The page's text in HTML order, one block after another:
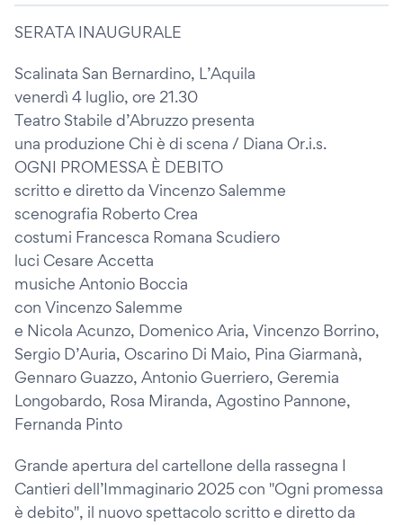
SERATA INAUGURALE
Scalinata San Bernardino, L’Aquila
venerdì 4 luglio, ore 21.30
Teatro Stabile d’Abruzzo presenta
una produzione Chi è di scena / Diana Or.i.s.
OGNI PROMESSA È DEBITO
scritto e diretto da Vincenzo Salemme
scenografia Roberto Crea
costumi Francesca Romana Scudiero
luci Cesare Accetta
musiche Antonio Boccia
con Vincenzo Salemme
e Nicola Acunzo, Domenico Aria, Vincenzo Borrino,
Sergio D’Auria, Oscarino Di Maio, Pina Giarmanà,
Gennaro Guazzo, Antonio Guerriero, Geremia
Longobardo, Rosa Miranda, Agostino Pannone,
Fernanda Pinto
Grande apertura del cartellone della rassegna I
Cantieri dell’Immaginario 2025 con "Ogni promessa
è debito", il nuovo spettacolo scritto e diretto da